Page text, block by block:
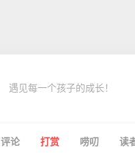
遇见每一个孩子的成长！
评论 打赏 唠叨 读